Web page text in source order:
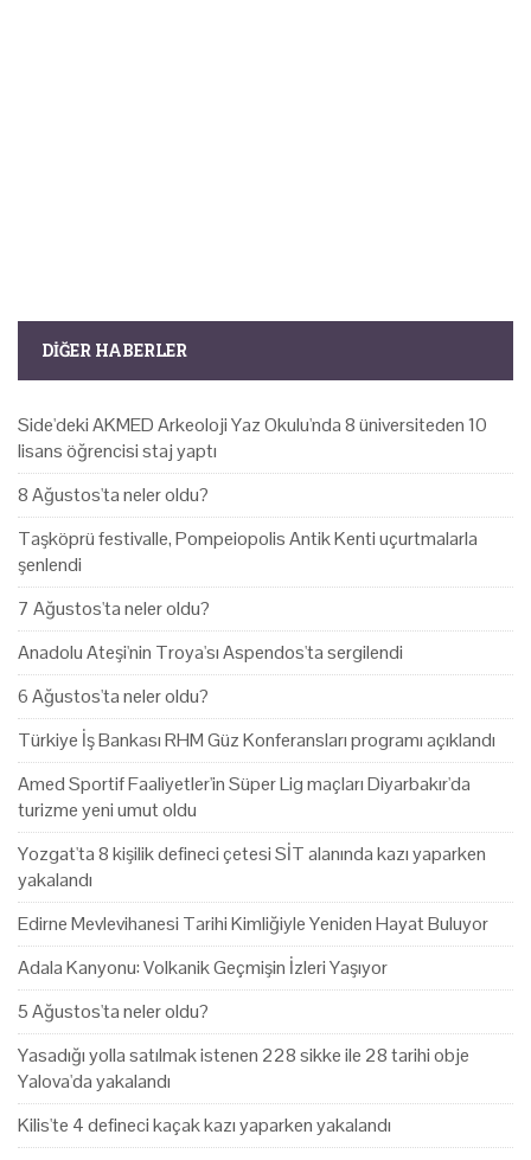
DIĞER HABERLER
Side'deki AKMED Arkeoloji Yaz Okulu'nda 8 üniversiteden 10
lisans öğrencisi staj yaptı
8 Ağustos'ta neler oldu?
Taşköprü festivalle, Pompeiopolis Antik Kenti uçurtmalarla
şenlendi
7 Ağustos'ta neler oldu?
Anadolu Ateşi'nin Troya'sı Aspendos'ta sergilendi
6 Ağustos'ta neler oldu?
Türkiye İş Bankası RHM Güz Konferansları programı açıklandı
Amed Sportif Faaliyetler'in Süper Lig maçları Diyarbakır'da
turizme yeni umut oldu
Yozgat'ta 8 kişilik defineci çetesi SİT alanında kazı yaparken
yakalandı
Edirne Mevlevihanesi Tarihi Kimliğiyle Yeniden Hayat Buluyor
Adala Kanyonu: Volkanik Geçmişin İzleri Yaşıyor
5 Ağustos'ta neler oldu?
Yasadığı yolla satılmak istenen 228 sikke ile 28 tarihi obje
Yalova'da yakalandı
Kilis'te 4 defineci kaçak kazı yaparken yakalandı